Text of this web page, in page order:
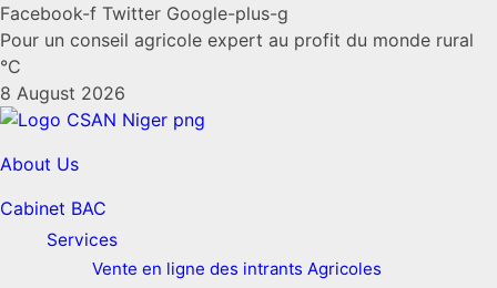
Facebook-f Twitter Google-plus-g
Pour un conseil agricole expert au profit du monde rural
°C
8 August 2026
About Us
Cabinet BAC
Services
Vente en ligne des intrants Agricoles